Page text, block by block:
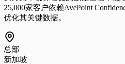
25,000家客户依赖AvePoint
优化其关键数据。
总部
新加坡